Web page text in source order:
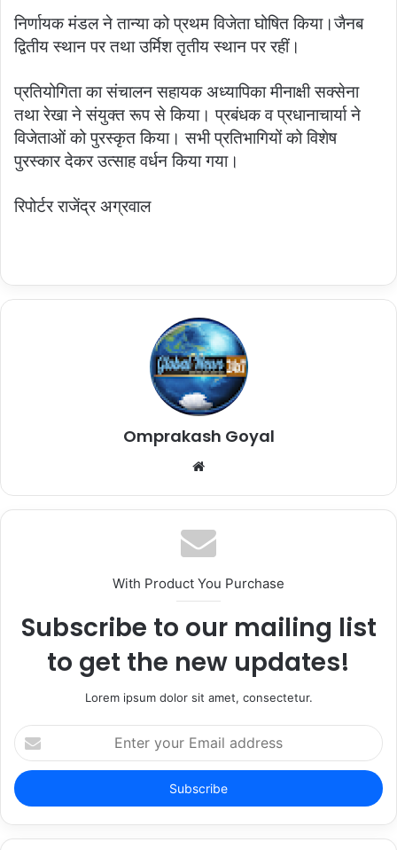
निर्णायक मंडल ने तान्या को प्रथम विजेता घोषित किया।जैनब
द्वितीय स्थान पर तथा उर्मिश तृतीय स्थान पर रहीं।
प्रतियोगिता का संचालन सहायक अध्यापिका मीनाक्षी सक्सेना
तथा रेखा ने संयुक्त रूप से किया। प्रबंधक व प्रधानाचार्या ने
विजेताओं को पुरस्कृत किया। सभी प्रतिभागियों को विशेष
पुरस्कार देकर उत्साह वर्धन किया गया।
रिपोर्टर राजेंद्र अग्रवाल
Omprakash Goyal
Website
With Product You Purchase
Subscribe to our mailing list
to get the new updates!
Lorem ipsum dolor sit amet, consectetur.
Enter
your
Email
address